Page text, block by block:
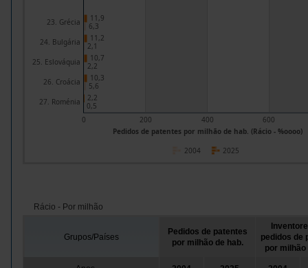
Pedidos de patentes por milhão de hab. (Rácio - %oooo)
0 200 400 600
23. Grécia
24. Bulgária
25. Eslováquia
26. Croácia
27. Roménia
11,9
11,2
10,7
10,3
2,2
6,3
2,1
2,2
5,6
0,5
2025
2004
Rácio - Por milhão
Grupos/Países
Pedidos de patentes
por milhão de hab.
pedidos de
por milhão